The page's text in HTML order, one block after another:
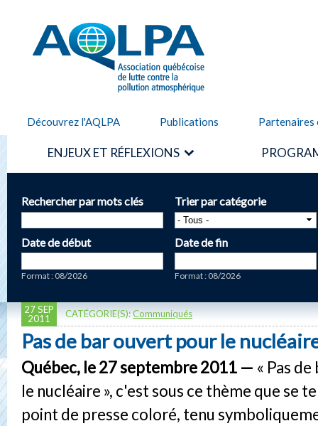
AQLPA
Découvrez l'AQLPA Publications Partenaires
ENJEUX ET RÉFLEXIONS
Rechercher par mots clés Trier par catégorie
Date de début
Format : 08/2026
Date de fin
Format : 08/2026
27 SEP
2011
CATÉGORIE(S):Communiqués
Pas de bar ouvert pour le
Québec, le 27 septembre 2011 — « Pas
le nucléaire », c'est sous ce thème que se
point de presse coloré, tenu